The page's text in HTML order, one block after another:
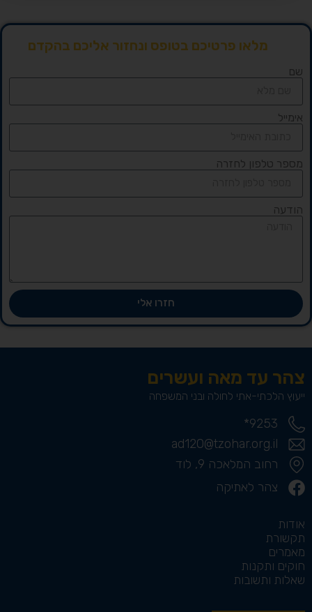
מלאו פרטיכם בטופס ונחזור אליכם בהקדם
שם
אימייל
מספר טלפון לחזרה
הודעה
חזרו אלי
צהר עד מאה ועשרים
ייעוץ הלכתי-אתי לחולה ובני המשפחה
9253*
ad120@tzohar.org.il
רחוב המלאכה 9, לוד
צהר לאתיקה
אודות
תקשורת
מאמרים
חוקים ותקנות
שאלות ותשובות